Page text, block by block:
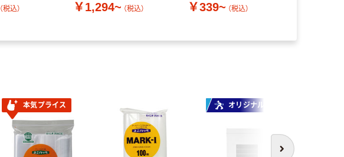
（税込） ￥1,294~ （税込） ￥339~ （税込）
次へ
本気プライス オリジナル